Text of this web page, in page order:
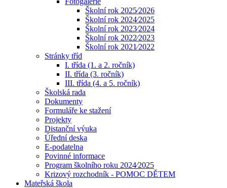
Školní rok 2025⁄2026
Školní rok 2024⁄2025
Školní rok 2023⁄2024
Školní rok 2022⁄2023
Školní rok 2021⁄2022
Stránky tříd
I. třída (1. a 2. ročník)
II. třída (3. ročník)
III. třída (4. a 5. ročník)
Školská rada
Dokumenty
Formuláře ke stažení
Projekty
Distanční výuka
Úřední deska
E-podatelna
Povinné informace
Program školního roku 2024⁄2025
Krizový rozchodník - POMOC DĚTEM
Mateřská škola